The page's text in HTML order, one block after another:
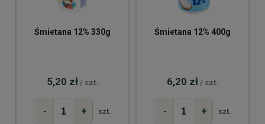
Śmietana 12% 330g
5,20 zł / szt.
- + szt.
Śmietana 12% 400g
6,20 zł / szt.
- + szt.